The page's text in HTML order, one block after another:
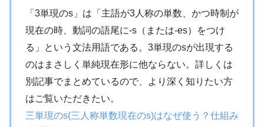
「3単現のs」は「主語が3人称の単数、かつ時制が
現在の時、動詞の語尾に-s（または-es）をつけ
る」という文法用語である。3単現のsが出現する
のはまさしく単純現在形に他ならない。詳しくは
別記事でまとめているので、より深く知りたい方
はご覧いただきたい。
三単現のs(三人称単数現在のs)はなぜ使う？仕組み